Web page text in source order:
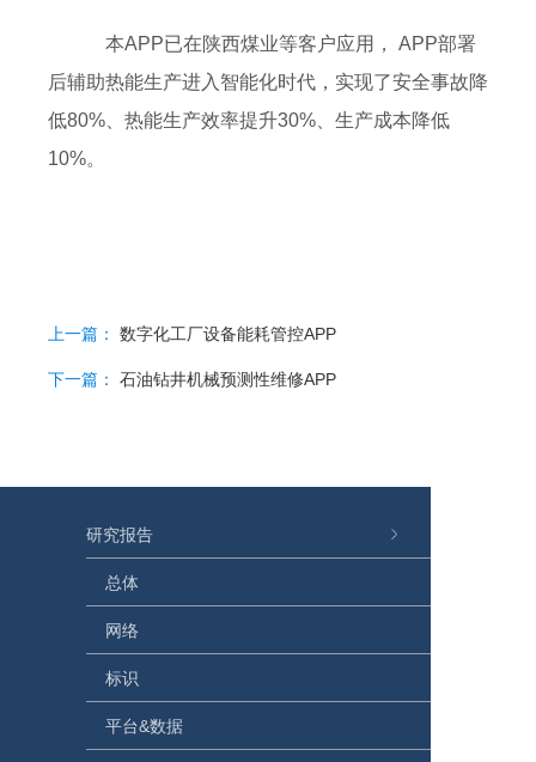
本APP已在陕西煤业等客户应用， APP部署
后辅助热能生产进入智能化时代，实现了安全事故降
低80%、热能生产效率提升30%、生产成本降低
10%。
上一篇： 数字化工厂设备能耗管控APP
下一篇： 石油钻井机械预测性维修APP
研究报告
总体
网络
标识
平台&数据